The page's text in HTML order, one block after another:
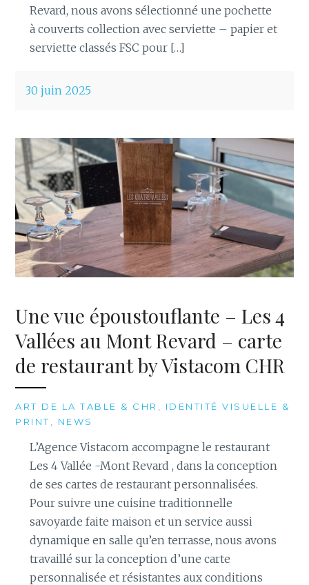
Revard, nous avons sélectionné une pochette
à couverts collection avec serviette – papier et
serviette classés FSC pour […]
30 juin 2025
Une vue époustouflante – Les 4
Vallées au Mont Revard – carte
de restaurant by Vistacom CHR
ART DE LA TABLE & CHR
IDENTITÉ VISUELLE &
PRINT
NEWS
L’Agence Vistacom accompagne le restaurant
Les 4 Vallée -Mont Revard , dans la conception
de ses cartes de restaurant personnalisées.
Pour suivre une cuisine traditionnelle
savoyarde faite maison et un service aussi
dynamique en salle qu’en terrasse, nous avons
travaillé sur la conception d’une carte
personnalisée et résistantes aux conditions